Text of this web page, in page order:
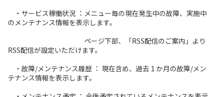
・サービス稼働状況 ：メニュー毎の現在発生中の故障、実施中
のメンテナンス情報を表示します。
ページ下部、「RSS配信のご案内」より
RSS配信が設定いただけます。
・故障/メンテナンス履歴 ： 現在含め、過去 1 か月の故障/メン
テナンス情報を表示します。